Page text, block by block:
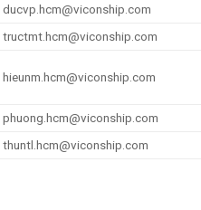
ducvp.hcm@viconship.com
tructmt.hcm@viconship.com
hieunm.hcm@viconship.com
phuong.hcm@viconship.com
thuntl.hcm@viconship.com